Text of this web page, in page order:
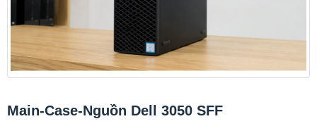
Main-Case-Nguồn Dell 3050 SFF